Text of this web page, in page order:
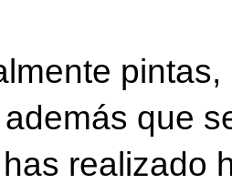
que
realizado